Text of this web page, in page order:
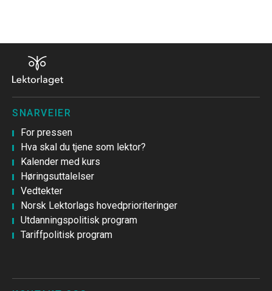
SNARVEIER
For pressen
Hva skal du tjene som lektor?
Kalender med kurs
Høringsuttalelser
Vedtekter
Norsk Lektorlags hovedprioriteringer
Utdanningspolitisk program
Tariffpolitisk program